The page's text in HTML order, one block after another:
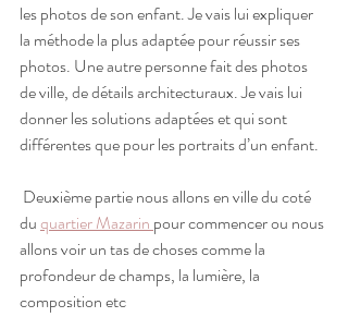
les photos de son enfant. Je vais lui expliquer
la méthode la plus adaptée pour réussir ses
photos. Une autre personne fait des photos
de ville, de détails architecturaux. Je vais lui
donner les solutions adaptées et qui sont
différentes que pour les portraits d’un enfant.
du quartier Mazarin pour commencer ou nous
allons voir un tas de choses comme la
profondeur de champs, la lumière, la
composition etc